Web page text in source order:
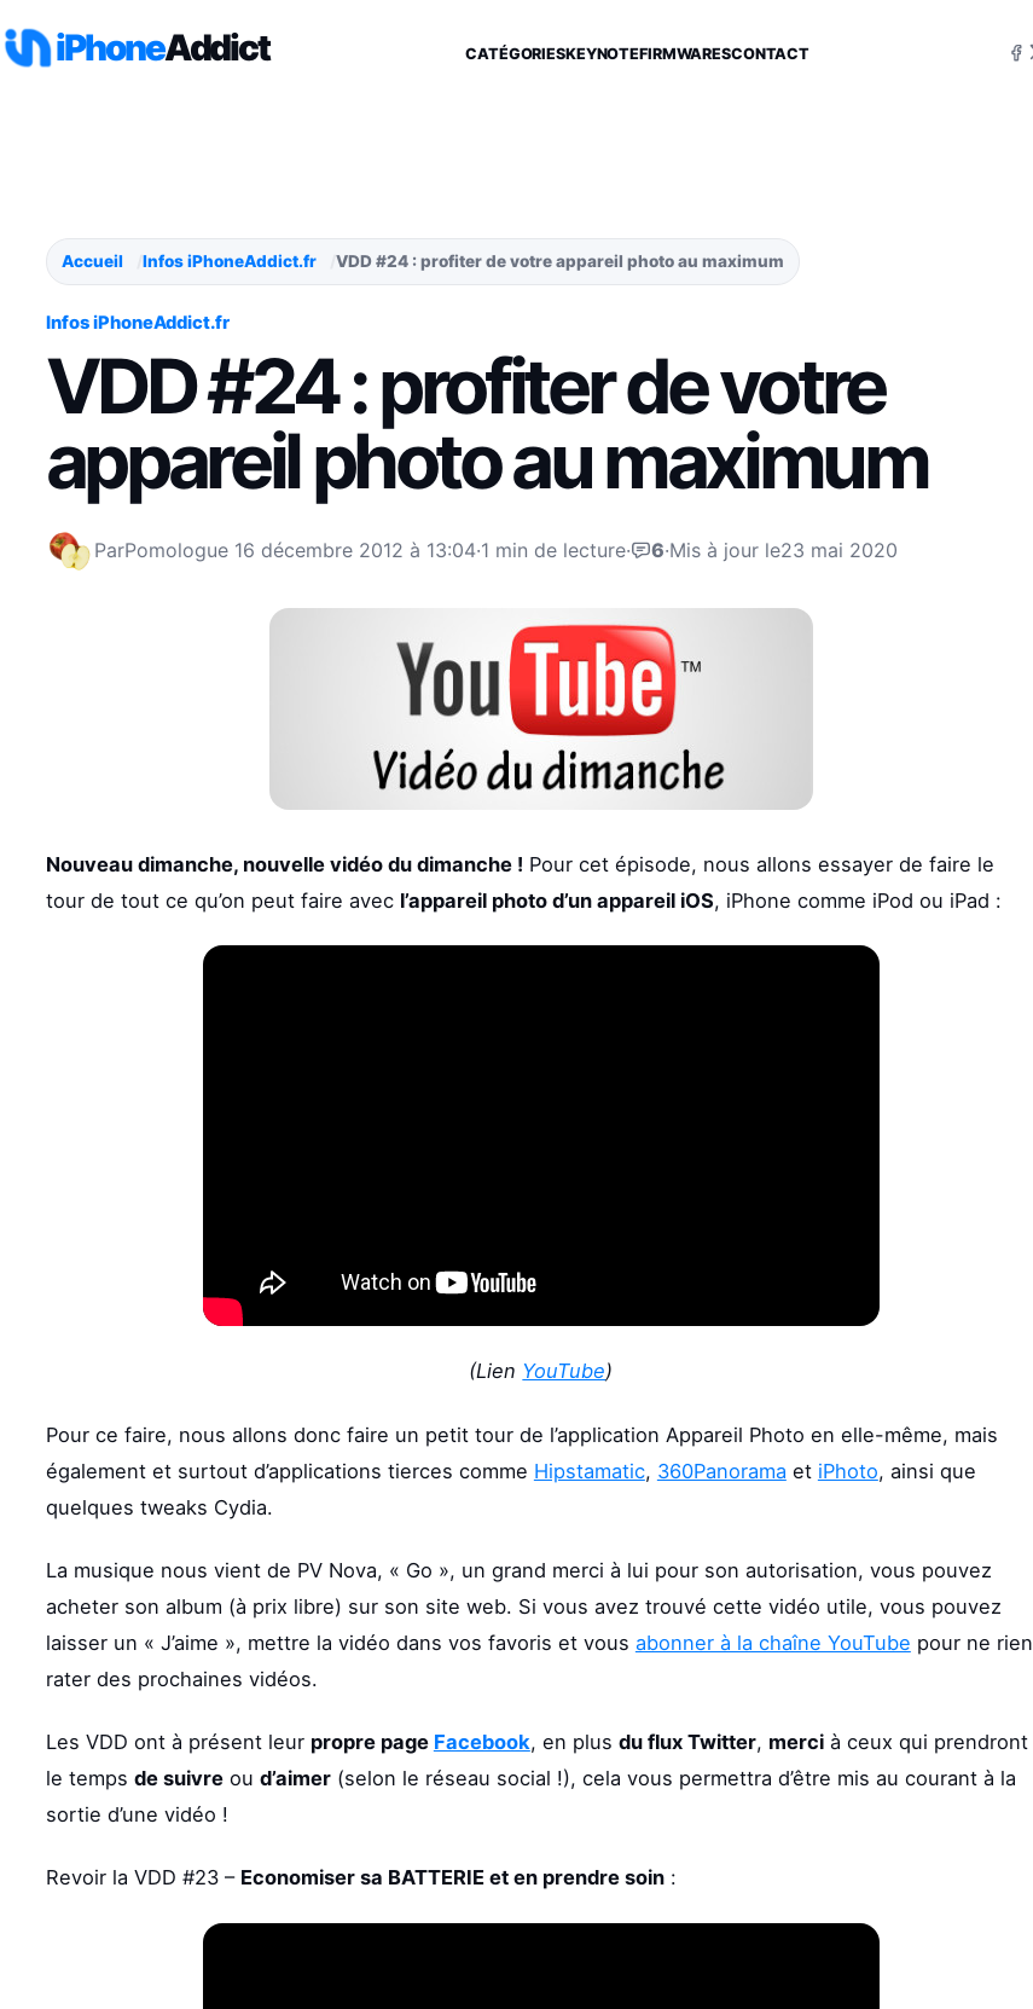
iPhoneAddict CATÉGORIESKEYNOTEFIRMWARESCONTACT
Accueil Infos iPhoneAddict.fr VDD #24 : profiter de votre appareil photo au maximum
Infos iPhoneAddict.fr
VDD #24 : profiter de votre
appareil photo au maximum
ParPomologue 16 décembre 2012 à 13:04·1 min de lecture· 6·Mis à jour le23 mai 2020
Nouveau dimanche, nouvelle vidéo du dimanche ! Pour cet épisode, nous allons essayer de faire le
tour de tout ce qu’on peut faire avec l’appareil photo d’un appareil iOS, iPhone comme iPod ou iPad :
(Lien YouTube)
Pour ce faire, nous allons donc faire un petit tour de l’application Appareil Photo en elle-même, mais
également et surtout d’applications tierces comme Hipstamatic, 360Panorama et iPhoto, ainsi que
quelques tweaks Cydia.
La musique nous vient de PV Nova, « Go », un grand merci à lui pour son autorisation, vous pouvez
acheter son album (à prix libre) sur son site web. Si vous avez trouvé cette vidéo utile, vous pouvez
laisser un « J’aime », mettre la vidéo dans vos favoris et vous abonner à la chaîne YouTube pour ne rien
rater des prochaines vidéos.
Les VDD ont à présent leur propre page Facebook, en plus du flux Twitter, mercià ceux qui prendront
le temps de suivreou d’aimer(selon le réseau social !), cela vous permettra d’être mis au courant à la
sortie d’une vidéo !
Revoir la VDD #23 – Economiser sa BATTERIE et en prendre soin: